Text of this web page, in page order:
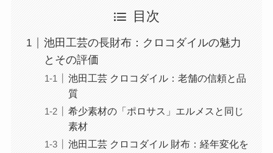
目次
池田工芸の長財布：クロコダイルの魅力
とその評価
池田工芸 クロコダイル：老舗の信頼と品
質
希少素材の「ポロサス」エルメスと同じ
素材
池田工芸 クロコダイル 財布：経年変化を